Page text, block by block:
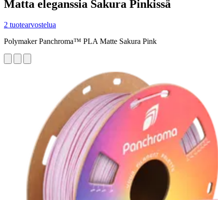
Matta eleganssia Sakura Pinkissä
2 tuotearvostelua
Polymaker Panchroma™ PLA Matte Sakura Pink